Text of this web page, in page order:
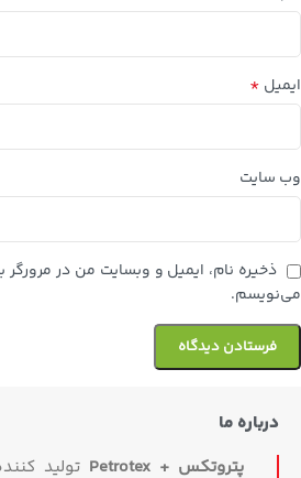
ایمیل *
وب‌ سایت
ذخیره نام، ایمیل و وبسایت من در مرورگر
می‌نویسم.
درباره ما
پتروتکس + Petrotex
تولید